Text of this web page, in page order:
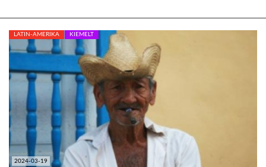
AUSZTRÁLIA
A VILÁG ITTHON
2024-03-19
LATIN-AMERIKA KIEMELT